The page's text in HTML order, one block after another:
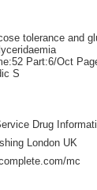
tolerance and
Part:6/Oct
S
Drug
London UK
mc